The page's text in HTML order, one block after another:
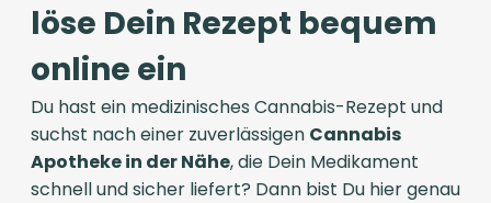
löse Dein Rezept bequem
online ein
Du hast ein medizinisches Cannabis-Rezept und
suchst nach einer zuverlässigen Cannabis
Apotheke in der Nähe, die Dein Medikament
schnell und sicher liefert? Dann bist Du hier genau